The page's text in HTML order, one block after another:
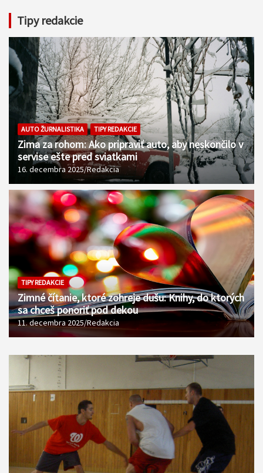
Tipy redakcie
AUTO ŽURNALISTIKA TIPY REDAKCIE
Zima za rohom: Ako pripraviť auto, aby neskončilo v
servise ešte pred sviatkami
16. decembra 2025 Redakcia
TIPY REDAKCIE
Zimné čítanie, ktoré zohreje dušu: Knihy, do ktorých
sa chceš ponoriť pod dekou
11. decembra 2025 Redakcia